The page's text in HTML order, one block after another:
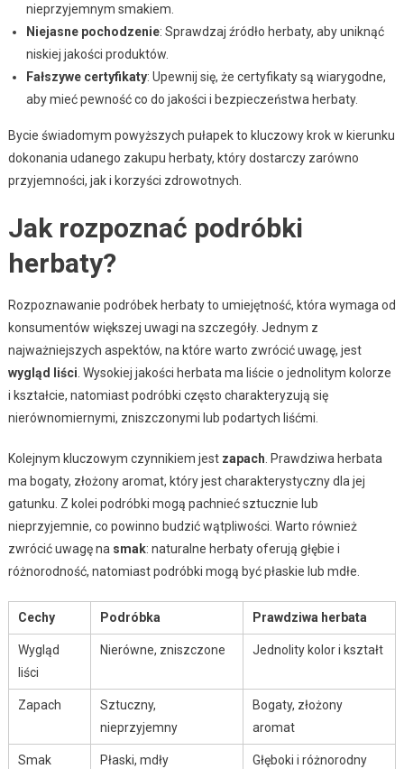
nieprzyjemnym smakiem.
Niejasne pochodzenie: Sprawdzaj źródło herbaty, aby uniknąć
niskiej jakości produktów.
Fałszywe certyfikaty: Upewnij się, że certyfikaty są wiarygodne,
aby mieć pewność co do jakości i bezpieczeństwa herbaty.
Bycie świadomym powyższych pułapek to kluczowy krok w kierunku
dokonania udanego zakupu herbaty, który dostarczy zarówno
przyjemności, jak i korzyści zdrowotnych.
Jak rozpoznać podróbki
herbaty?
Rozpoznawanie podróbek herbaty to umiejętność, która wymaga od
konsumentów większej uwagi na szczegóły. Jednym z
najważniejszych aspektów, na które warto zwrócić uwagę, jest
wygląd liści . Wysokiej jakości herbata ma liście o jednolitym kolorze
i kształcie, natomiast podróbki często charakteryzują się
nierównomiernymi, zniszczonymi lub podartych liśćmi.
Kolejnym kluczowym czynnikiem jest zapach . Prawdziwa herbata
ma bogaty, złożony aromat, który jest charakterystyczny dla jej
gatunku. Z kolei podróbki mogą pachnieć sztucznie lub
nieprzyjemnie, co powinno budzić wątpliwości. Warto również
zwrócić uwagę na smak: naturalne herbaty oferują głębie i
różnorodność, natomiast podróbki mogą być płaskie lub mdłe.
Cechy Podróbka Prawdziwa herbata
Wygląd
liści
Nierówne, zniszczone Jednolity kolor i kształt
Zapach
Sztuczny,
nieprzyjemny
Bogaty, złożony
aromat
Smak Płaski, mdły Głęboki i różnorodny